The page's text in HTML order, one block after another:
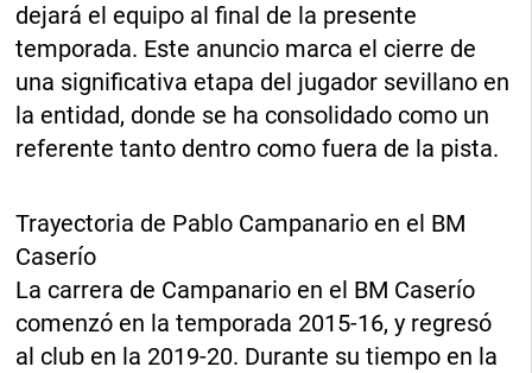
dejará el equipo al final de la presente
temporada. Este anuncio marca el cierre de
una significativa etapa del jugador sevillano en
la entidad, donde se ha consolidado como un
referente tanto dentro como fuera de la pista.
Trayectoria de Pablo Campanario en el BM
Caserío
La carrera de Campanario en el BM Caserío
comenzó en la temporada 2015-16, y regresó
al club en la 2019-20. Durante su tiempo en la